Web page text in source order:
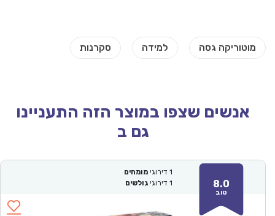
אנשים שצפו במוצר הזה התעניינו
גם ב
8.0
טוב
1 דירוגי מומחים
1 דירוגי גולשים